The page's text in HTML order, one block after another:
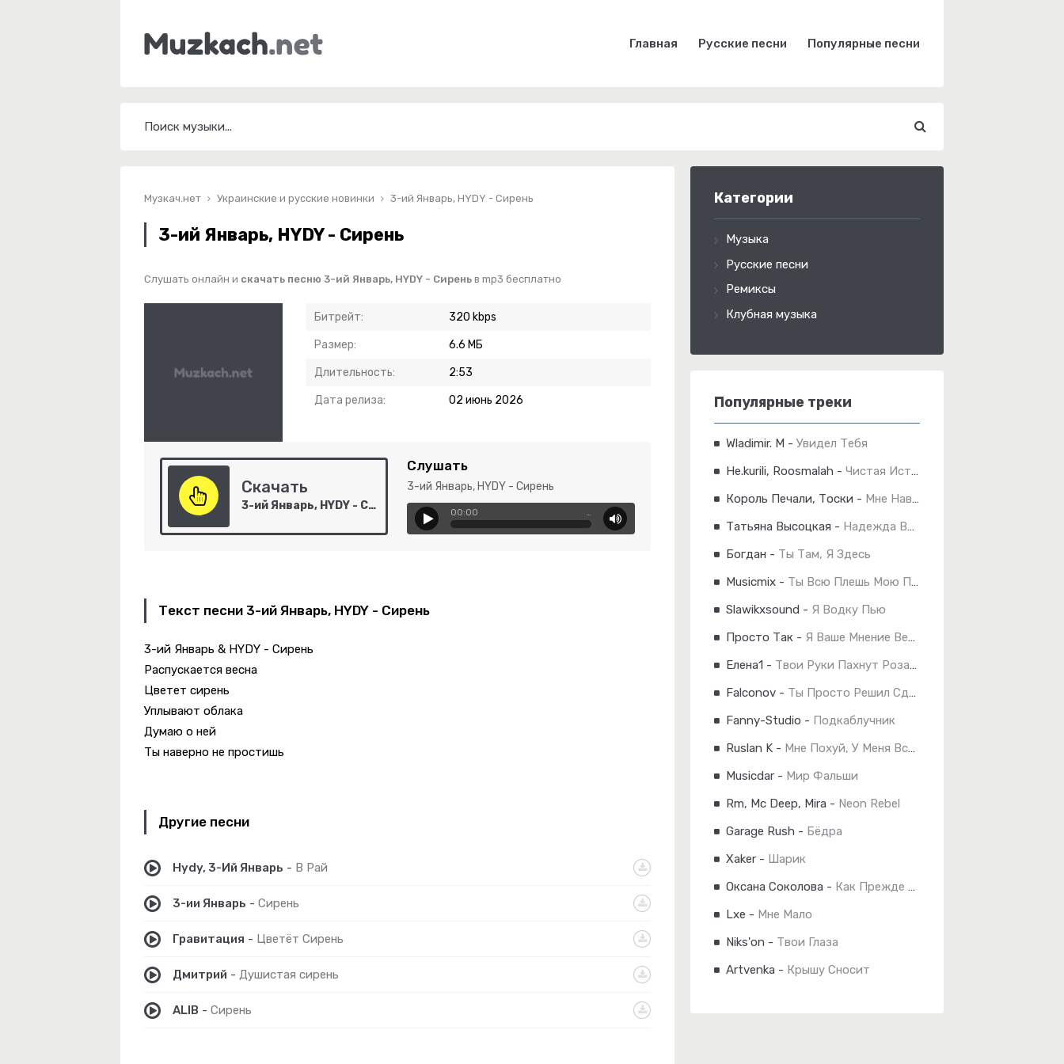
Главная Русские песни Популярные песни
Музкач.нет Украинские и русские новинки 3-ий Январь, HYDY - Сирень
3-ий Январь, HYDY - Сирень
Слушать онлайн и скачать песню 3-ий Январь, HYDY - Сирень в mp3 бесплатно
Битрейт: 320 kbps
Размер: 6.6 МБ
Длительность: 2:53
Дата релиза: 02 июнь 2026
Скачать
3-ий Январь, HYDY - Сирень
Слушать
3-ий Январь, HYDY - Сирень
00:00 …
Текст песни 3-ий Январь, HYDY - Сирень
3-ий Январь & HYDY - Сирень
Распускается весна
Цветет сирень
Уплывают облака
Думаю о ней
Ты наверно не простишь
Другие песни
Hydy, 3-Ий Январь - В Рай
3-ии Январь - Сирень
Гравитация - Цветёт Сирень
Дмитрий - Душистая сирень
ALIB - Сирень
Категории
Музыка
Русские песни
Ремиксы
Клубная музыка
Популярные треки
Wladimir. M - Увидел Тебя
Не.kurili, Roosmalah - Чистая Истина
Король Печали, Тоски - Мне Навстречу Ветер Холодный Дует.
Татьяна Высоцкая - Надежда Вера И Любовь
Богдан - Ты Там, Я Здесь
Musicmix - Ты Всю Плешь Мою Проела
Slawikxsound - Я Водку Пью
Просто Так - Я Ваше Мнение Вертел На Хере
Елена1 - Твои Руки Пахнут Розами
Falconov - Ты Просто Решил Сдаться
Fanny-Studio - Подкаблучник
Ruslan K - Мне Похуй, У Меня Всё Получится
Musicdar - Мир Фальши
Rm, Mc Deep, Mira - Neon Rebel
Garage Rush - Бёдра
Xaker - Шарик
Оксана Соколова - Как Прежде Уже Не Будет..
Lxe - Мне Мало
Niks'on - Твои Глаза
Artvenka - Крышу Сносит
Навстречу Ветер Холодный Дует.